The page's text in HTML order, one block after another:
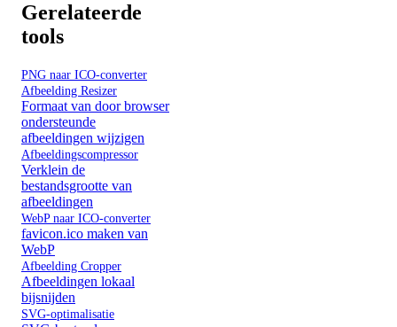
Gerelateerde
tools
PNG naar ICO-converter
Afbeelding Resizer
Formaat van door browser
ondersteunde
afbeeldingen wijzigen
Afbeeldingscompressor
Verklein de
bestandsgrootte van
afbeeldingen
WebP naar ICO-converter
favicon.ico maken van
WebP
Afbeelding Cropper
Afbeeldingen lokaal
bijsnijden
SVG-optimalisatie